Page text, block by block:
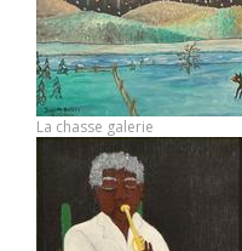
La chasse galerie